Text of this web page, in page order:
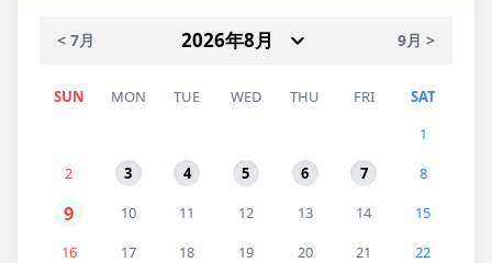
< 7月 9月 >
SUN MON TUE WED THU FRI
SAT
1
2
3 4 5 6 7 8
9 10 11 12 13 14
15
16
17 18 19 20 21
22